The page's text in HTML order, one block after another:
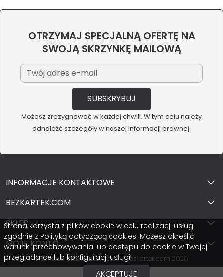
OTRZYMAJ SPECJALNĄ OFERTĘ NA
SWOJĄ SKRZYNKĘ MAILOWĄ
Możesz zrezygnować w każdej chwili. W tym celu należy
odnaleźć szczegóły w naszej informacji prawnej.
INFORMACJE KONTAKTOWE
BEZKARTEK.COM
SKLEP
MOJE KONTO
Wszystkie prawa zastrzeżone BezKartek.com 2026
Strona korzysta z plików cookie w celu realizacji usług
zgodnie z Polityką dotyczącą cookies. Możesz określić
warunki przechowywania lub dostępu do cookie w Twojej
przeglądarce lub konfiguracji usługi.
AKCEPTUJE